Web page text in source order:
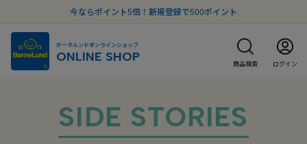
今ならポイント5倍！新規登録で500ポイント
ボーネルンドオンラインショップ
ONLINE SHOP 商品検索 ログイン
SIDE STORIES